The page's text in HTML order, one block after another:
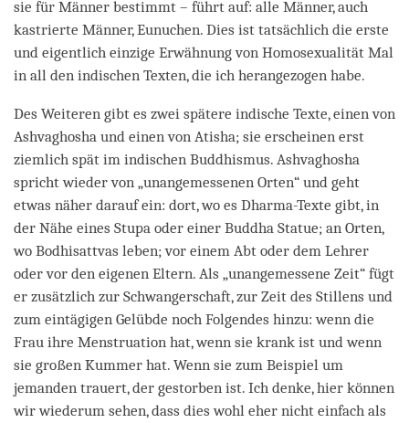
sie für Männer bestimmt – führt auf: alle Männer, auch
kastrierte Männer, Eunuchen. Dies ist tatsächlich die erste
und eigentlich einzige Erwähnung von Homosexualität Mal
in all den indischen Texten, die ich herangezogen habe.
Des Weiteren gibt es zwei spätere indische Texte, einen von
Ashvaghosha und einen von Atisha; sie erscheinen erst
ziemlich spät im indischen Buddhismus. Ashvaghosha
spricht wieder von „unangemessenen Orten“ und geht
etwas näher darauf ein: dort, wo es Dharma-Texte gibt, in
der Nähe eines Stupa oder einer Buddha Statue; an Orten,
wo Bodhisattvas leben; vor einem Abt oder dem Lehrer
oder vor den eigenen Eltern. Als „unangemessene Zeit“ fügt
er zusätzlich zur Schwangerschaft, zur Zeit des Stillens und
zum eintägigen Gelübde noch Folgendes hinzu: wenn die
Frau ihre Menstruation hat, wenn sie krank ist und wenn
sie großen Kummer hat. Wenn sie zum Beispiel um
jemanden trauert, der gestorben ist. Ich denke, hier können
wir wiederum sehen, dass dies wohl eher nicht einfach als